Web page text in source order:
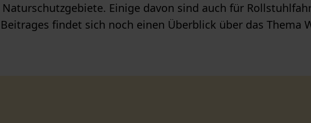
Einige davon sind auch für
findet sich noch einen Überblick über das Thema